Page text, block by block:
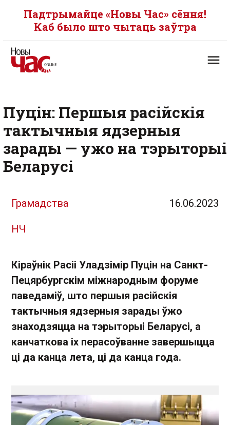
Падтрымайце «Новы Час» сёння!
Каб было што чытаць заўтра
Пуцін: Першыя расійскія
тактычныя ядзерныя
зарады — ужо на тэрыторыі
Беларусі
Грамадства 16.06.2023
НЧ
Кіраўнік Расіі Уладзімір Пуцін на Санкт-
Пецярбургскім міжнародным форуме
паведаміў, што першыя расійскія
тактычныя ядзерныя зарады ўжо
знаходзяцца на тэрыторыі Беларусі, а
канчаткова іх перасоўванне завершыцца
ці да канца лета, ці да канца года.